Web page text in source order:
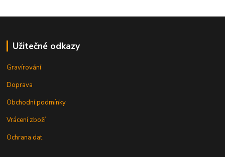
Užitečné odkazy
Gravírování
Doprava
Obchodní podmínky
Vrácení zboží
Ochrana dat